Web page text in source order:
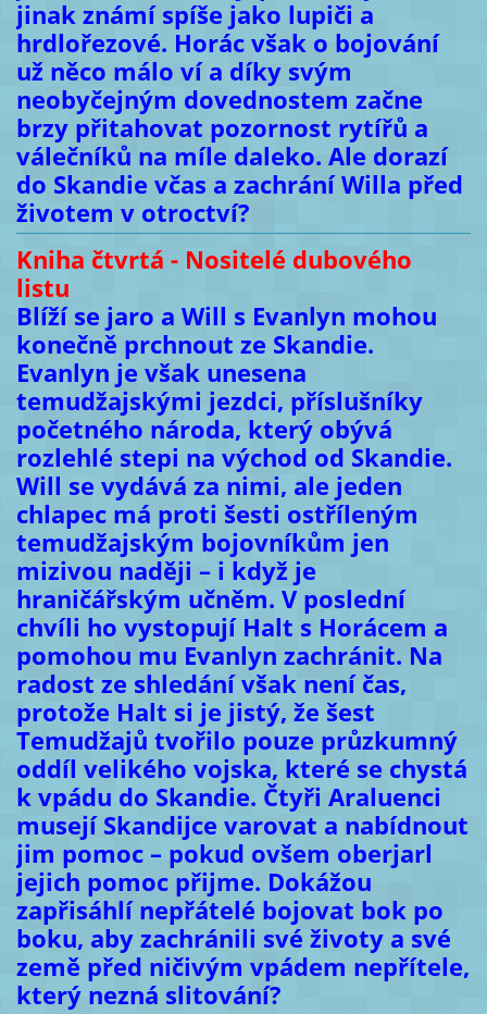
jinak známí spíše jako lupiči a
hrdlořezové. Horác však o bojování
už něco málo ví a díky svým
neobyčejným dovednostem začne
brzy přitahovat pozornost rytířů a
válečníků na míle daleko. Ale dorazí
do Skandie včas a zachrání Willa před
životem v otroctví?
Kniha čtvrtá - Nositelé dubového
listu
Blíží se jaro a Will s Evanlyn mohou
konečně prchnout ze Skandie.
Evanlyn je však unesena
temudžajskými jezdci, příslušníky
početného národa, který obývá
rozlehlé stepi na východ od Skandie.
Will se vydává za nimi, ale jeden
chlapec má proti šesti ostříleným
temudžajským bojovníkům jen
mizivou naději – i když je
hraničářským učněm. V poslední
chvíli ho vystopují Halt s Horácem a
pomohou mu Evanlyn zachránit. Na
radost ze shledání však není čas,
protože Halt si je jistý, že šest
Temudžajů tvořilo pouze průzkumný
oddíl velikého vojska, které se chystá
k vpádu do Skandie. Čtyři Araluenci
musejí Skandijce varovat a nabídnout
jim pomoc – pokud ovšem oberjarl
jejich pomoc přijme. Dokážou
zapřisáhlí nepřátelé bojovat bok po
boku, aby zachránili své životy a své
země před ničivým vpádem nepřítele,
který nezná slitování?